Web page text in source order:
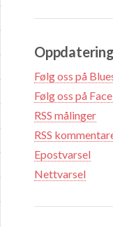
Følg oss på
Følg oss på
RSS målinger
RSS
Epostvarsel
Nettvarsel